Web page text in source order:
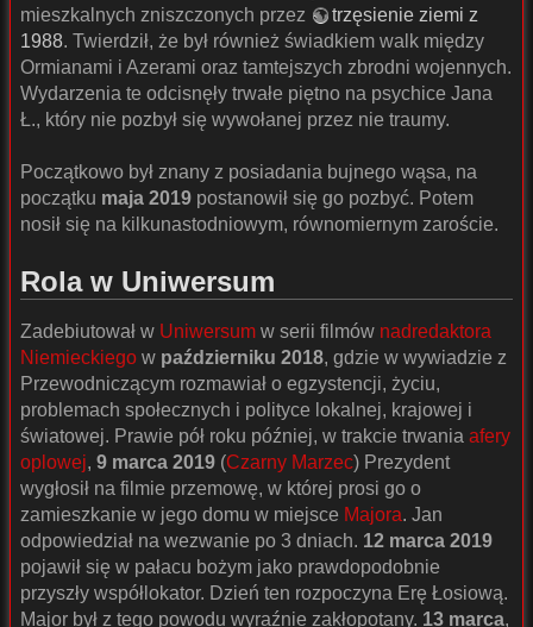
mieszkalnych zniszczonych przez
trzęsienie ziemi z
1988. Twierdził, że był również świadkiem walk między
Ormianami i Azerami oraz tamtejszych zbrodni wojennych.
Wydarzenia te odcisnęły trwałe piętno na psychice Jana
Ł., który nie pozbył się wywołanej przez nie traumy.
Początkowo był znany z posiadania bujnego wąsa, na
początku maja 2019 postanowił się go pozbyć. Potem
nosił się na kilkunastodniowym, równomiernym zaroście.
Rola w Uniwersum
Zadebiutował w Uniwersum w serii filmów nadredaktora
Niemieckiego w październiku 2018, gdzie w wywiadzie z
Przewodniczącym rozmawiał o egzystencji, życiu,
problemach społecznych i polityce lokalnej, krajowej i
światowej. Prawie pół roku później, w trakcie trwania afery
oplowej, 9 marca 2019 (Czarny Marzec) Prezydent
wygłosił na filmie przemowę, w której prosi go o
zamieszkanie w jego domu w miejsce Majora. Jan
odpowiedział na wezwanie po 3 dniach. 12 marca 2019
pojawił się w pałacu bożym jako prawdopodobnie
przyszły współlokator. Dzień ten rozpoczyna Erę Łosiową.
Major był z tego powodu wyraźnie zakłopotany. 13 marca,